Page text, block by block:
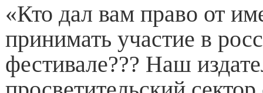
«Кто дал вам право от
принимать участие в
фестивале??? Наш